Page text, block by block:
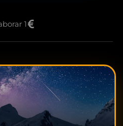
1